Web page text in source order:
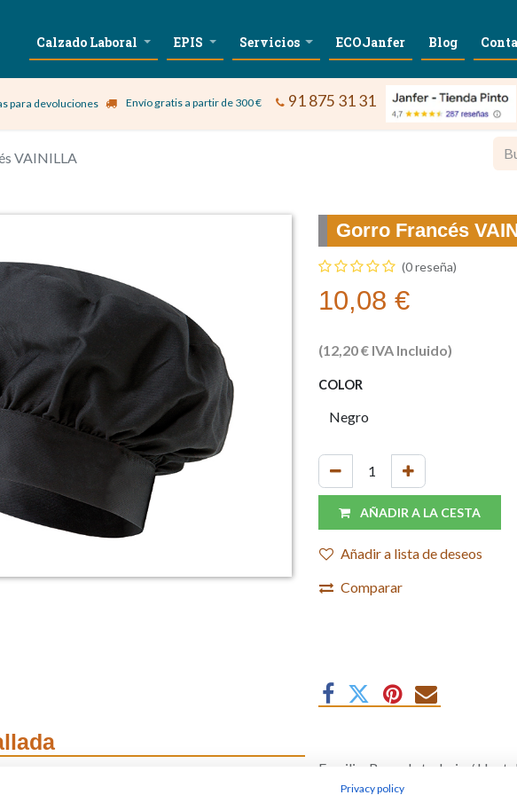
Calzado Laboral EPIS Servicios ECOJanfer Blog
para devoluciones Envío gratis a partir de 300 € 91 875 31 31
VAINILLA
Gorro Francés
(0 reseña)
10,08 €
(12,20€ IVA Incluido)
COLOR
AÑADIR A LA CESTA
Añadir a lista de deseos
Comparar
Familia
Ropa de trabajo /
Marca:Velilla
Privacy policy